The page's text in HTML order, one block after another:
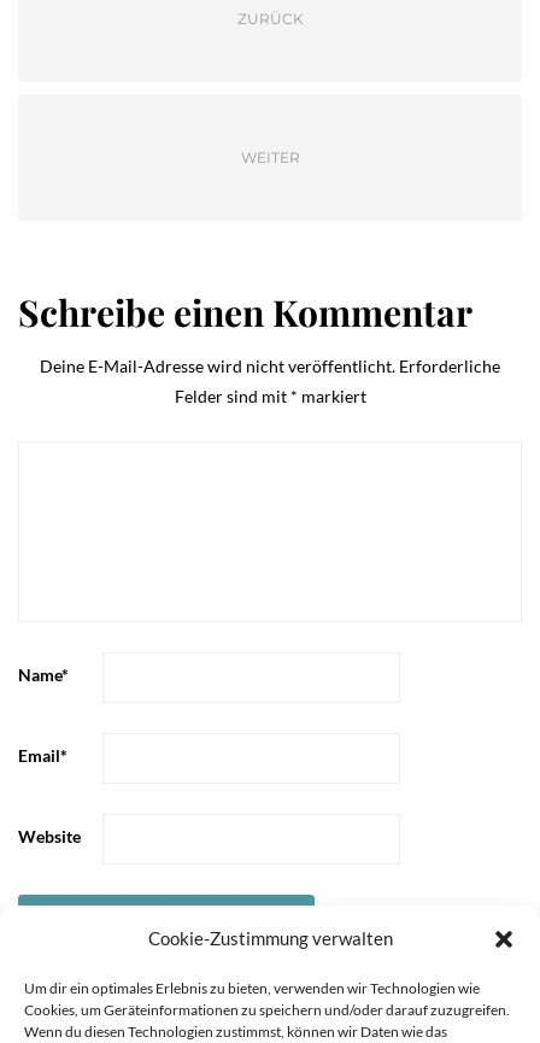
Cookie-Zustimmung verwalten
Um dir ein optimales Erlebnis zu bieten, verwenden wir Technologien wie
Cookies, um Geräteinformationen zu speichern und/oder darauf zuzugreifen.
Wenn du diesen Technologien zustimmst, können wir Daten wie das
ZURÜCK
WEITER
Schreibe einen Kommentar
Deine E-Mail-Adresse wird nicht veröffentlicht. Erforderliche
Felder sind mit * markiert
Name*
Email*
Website